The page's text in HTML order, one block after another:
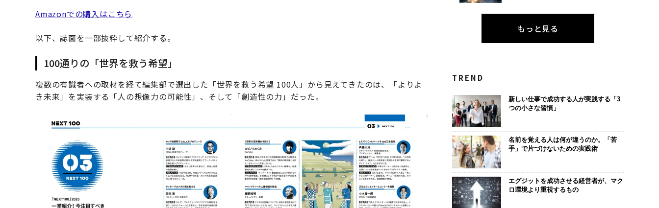
Amazonでの購入はこちら
以下、誌面を一部抜粋して紹介する。
100通りの「世界を救う希望」
複数の有識者への取材を経て編集部で選出した「世界を救う希望 100人」から見えてきたのは、「よりよ
き未来」を実装する「人の想像力の可能性」、そして「創造性の力」だった。
もっと見る
TREND
新しい仕事で成功する人が実践する「3
つの小さな習慣」
名前を覚える人は何が違うのか。「苦
手」で片づけないための実践術
エグジットを成功させる経営者が、マク
ロ環境より重視するもの